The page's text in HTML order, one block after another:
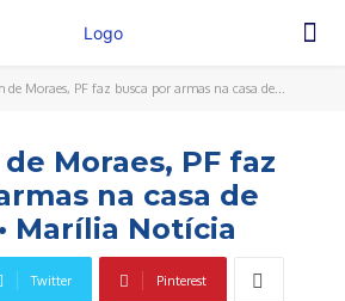
de Moraes, PF faz busca por armas na casa de...
Moraes, PF faz
na casa de
Marília Notícia
Twitter Pinterest